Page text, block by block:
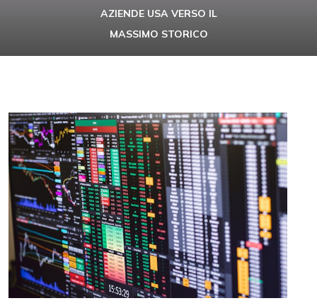
AZIENDE USA VERSO IL
MASSIMO STORICO